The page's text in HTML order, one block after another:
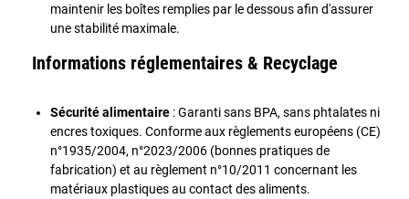
maintenir les boîtes remplies par le dessous afin d'assurer
une stabilité maximale.
Informations réglementaires & Recyclage
Sécurité alimentaire : Garanti sans BPA, sans phtalates ni
encres toxiques. Conforme aux règlements européens (CE)
n°1935/2004, n°2023/2006 (bonnes pratiques de
fabrication) et au règlement n°10/2011 concernant les
matériaux plastiques au contact des aliments.